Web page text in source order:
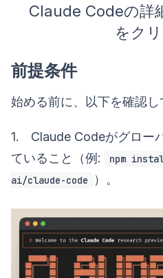
Claude Codeの詳
をク
前提条件
始める前に、以下を確認し
1. Claude Codeがグロー
ていること（例:
npm
ai/claude-code
）。